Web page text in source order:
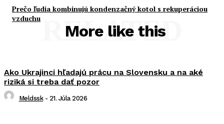
Prečo ľudia kombinujú kondenzačný kotol s rekuperáciou
vzduchu
More like this
RELATED
Ako Ukrajinci hľadajú prácu na Slovensku a na aké
riziká si treba dať pozor
Meldssk - 21. Júla 2026